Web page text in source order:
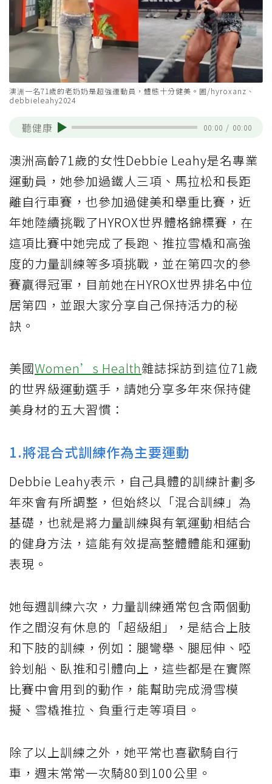
澳洲一名71歲的老奶奶是超強運動員，體態十分健美。圖/hyroxanz、
debbieleahy2024
聽健康 00:00 / 00:00
澳洲高齡71歲的女性Debbie Leahy是名專業
運動員，她參加過鐵人三項、馬拉松和長距
離自行車賽，也參加過健美和舉重比賽，近
年她陸續挑戰了HYROX世界體格錦標賽，在
這項比賽中她完成了長跑、推拉雪橇和高強
度的力量訓練等多項挑戰，並在第四次的參
賽贏得冠軍，目前她在HYROX世界排名中位
居第四，並跟大家分享自己保持活力的秘
訣。
美國Women’s Health雜誌採訪到這位71歲
的世界級運動選手，請她分享多年來保持健
美身材的五大習慣：
1.將混合式訓練作為主要運動
Debbie Leahy表示，自己具體的訓練計劃多
年來會有所調整，但始終以「混合訓練」為
基礎，也就是將力量訓練與有氧運動相結合
的健身方法，這能有效提高整體體能和運動
表現。
她每週訓練六次，力量訓練通常包含兩個動
作之間沒有休息的「超級組」，是結合上肢
和下肢的訓練，例如：腿彎舉、腿屈伸、啞
鈴划船、臥推和引體向上，這些都是在實際
比賽中會用到的動作，能幫助完成滑雪模
擬、雪橇推拉、負重行走等項目。
除了以上訓練之外，她平常也喜歡騎自行
車，週末常常一次騎80到100公里。